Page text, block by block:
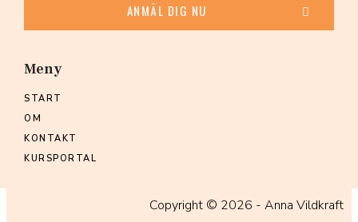
ANMÄL DIG NU
Meny
START
OM
KONTAKT
KURSPORTAL
Copyright © 2026 - Anna Vildkraft